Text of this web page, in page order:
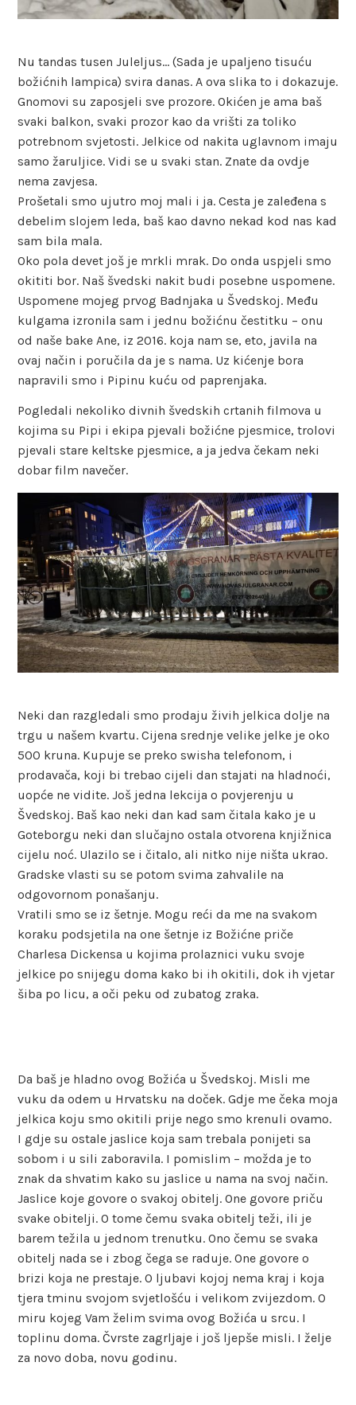
Nu tandas tusen Juleljus… (Sada je upaljeno tisuću
božićnih lampica) svira danas. A ova slika to i dokazuje.
Gnomovi su zaposjeli sve prozore. Okićen je ama baš
svaki balkon, svaki prozor kao da vrišti za toliko
potrebnom svjetosti. Jelkice od nakita uglavnom imaju
samo žaruljice. Vidi se u svaki stan. Znate da ovdje
nema zavjesa.
Prošetali smo ujutro moj mali i ja. Cesta je zaleđena s
debelim slojem leda, baš kao davno nekad kod nas kad
sam bila mala.
Oko pola devet još je mrkli mrak. Do onda uspjeli smo
okititi bor. Naš švedski nakit budi posebne uspomene.
Uspomene mojeg prvog Badnjaka u Švedskoj. Među
kulgama izronila sam i jednu božićnu čestitku – onu
od naše bake Ane, iz 2016. koja nam se, eto, javila na
ovaj način i poručila da je s nama. Uz kićenje bora
napravili smo i Pipinu kuću od paprenjaka.
Pogledali nekoliko divnih švedskih crtanih filmova u
kojima su Pipi i ekipa pjevali božićne pjesmice, trolovi
pjevali stare keltske pjesmice, a ja jedva čekam neki
dobar film navečer.
Neki dan razgledali smo prodaju živih jelkica dolje na
trgu u našem kvartu. Cijena srednje velike jelke je oko
500 kruna. Kupuje se preko swisha telefonom, i
prodavača, koji bi trebao cijeli dan stajati na hladnoći,
uopće ne vidite. Još jedna lekcija o povjerenju u
Švedskoj. Baš kao neki dan kad sam čitala kako je u
Goteborgu neki dan slučajno ostala otvorena knjižnica
cijelu noć. Ulazilo se i čitalo, ali nitko nije ništa ukrao.
Gradske vlasti su se potom svima zahvalile na
odgovornom ponašanju.
Vratili smo se iz šetnje. Mogu reći da me na svakom
koraku podsjetila na one šetnje iz Božićne priče
Charlesa Dickensa u kojima prolaznici vuku svoje
jelkice po snijegu doma kako bi ih okitili, dok ih vjetar
šiba po licu, a oči peku od zubatog zraka.
Da baš je hladno ovog Božića u Švedskoj. Misli me
vuku da odem u Hrvatsku na doček. Gdje me čeka moja
jelkica koju smo okitili prije nego smo krenuli ovamo.
I gdje su ostale jaslice koja sam trebala ponijeti sa
sobom i u sili zaboravila. I pomislim – možda je to
znak da shvatim kako su jaslice u nama na svoj način.
Jaslice koje govore o svakoj obitelj. One govore priču
svake obitelji. O tome čemu svaka obitelj teži, ili je
barem težila u jednom trenutku. Ono čemu se svaka
obitelj nada se i zbog čega se raduje. One govore o
brizi koja ne prestaje. O ljubavi kojoj nema kraj i koja
tjera tminu svojom svjetlošću i velikom zvijezdom. O
miru kojeg Vam želim svima ovog Božića u srcu. I
toplinu doma. Čvrste zagrljaje i još ljepše misli. I želje
za novo doba, novu godinu.